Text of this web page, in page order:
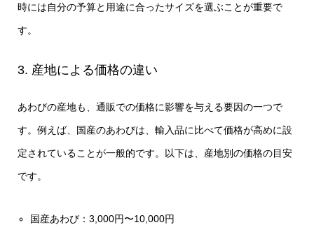
時には自分の予算と用途に合ったサイズを選ぶことが重要で
す。
3. 産地による価格の違い
あわびの産地も、通販での価格に影響を与える要因の一つで
す。例えば、国産のあわびは、輸入品に比べて価格が高めに設
定されていることが一般的です。以下は、産地別の価格の目安
です。
国産あわび：3,000円〜10,000円